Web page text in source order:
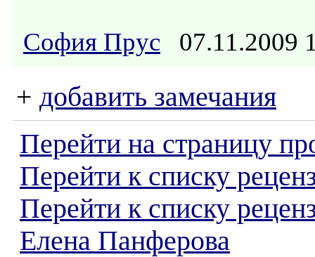
София Прус
+ добавить замечания
Перейти на страницу
Перейти к списку
Перейти к списку
Елена Панферова